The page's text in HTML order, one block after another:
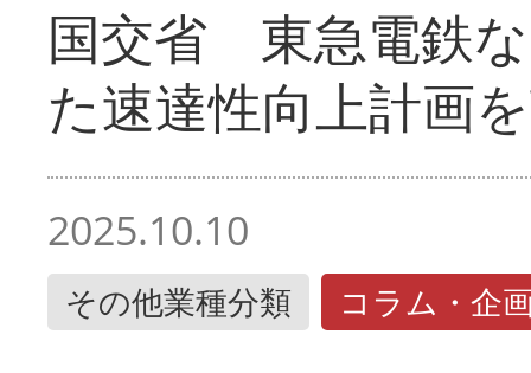
国交省 東急電鉄
た速達性向上計画
2025.10.10
その他業種分類 コラム・企